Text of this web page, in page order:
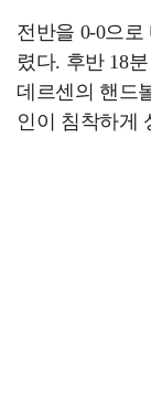
전반을 0-0으
렸다. 후반 18
데르센의 핸드
인이 침착하게